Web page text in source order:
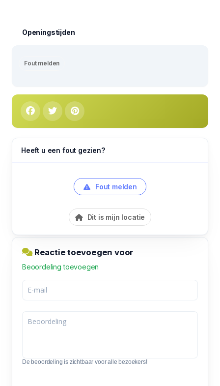
Openingstijden
Fout melden
Heeft u een fout gezien?
Fout melden
Dit is mijn locatie
Reactie toevoegen voor
Beoordeling toevoegen
De beoordeling is zichtbaar voor alle bezoekers!